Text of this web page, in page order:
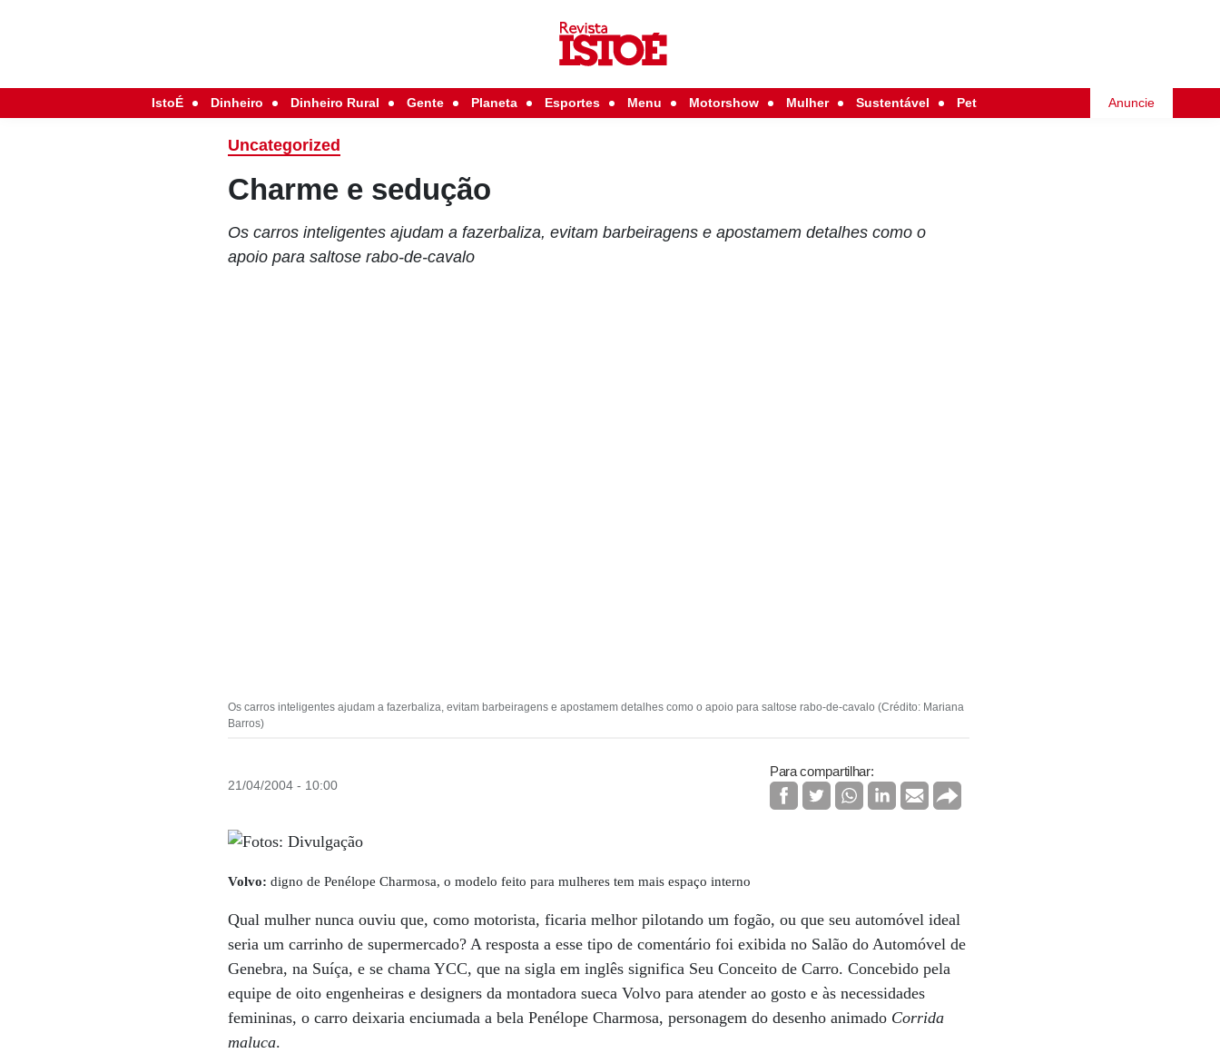
IstoÉ Dinheiro Dinheiro Rural Gente Planeta Esportes Menu Motorshow Mulher Sustentável Pet Anuncie
Uncategorized
Charme e sedução
Os carros inteligentes ajudam a fazerbaliza, evitam barbeiragens e apostamem detalhes como o
apoio para saltose rabo-de-cavalo
Os carros inteligentes ajudam a fazerbaliza, evitam barbeiragens e apostamem detalhes como o apoio para saltose rabo-de-cavalo (Crédito: Mariana
Barros)
21/04/2004 - 10:00
Para compartilhar:
Volvo: digno de Penélope Charmosa, o modelo feito para mulheres tem mais espaço interno
Qual mulher nunca ouviu que, como motorista, ficaria melhor pilotando um fogão, ou que seu automóvel ideal
seria um carrinho de supermercado? A resposta a esse tipo de comentário foi exibida no Salão do Automóvel de
Genebra, na Suíça, e se chama YCC, que na sigla em inglês significa Seu Conceito de Carro. Concebido pela
equipe de oito engenheiras e designers da montadora sueca Volvo para atender ao gosto e às necessidades
femininas, o carro deixaria enciumada a bela Penélope Charmosa, personagem do desenho animado Corrida
maluca.